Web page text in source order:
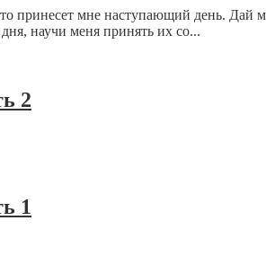
принесет мне наступающий день. Дай
научи меня принять их со...
2
1